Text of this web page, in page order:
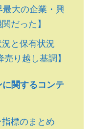
最大の企業・興
だった】
と保有状況
売り越し基調】
関するコンテ
標のまとめ